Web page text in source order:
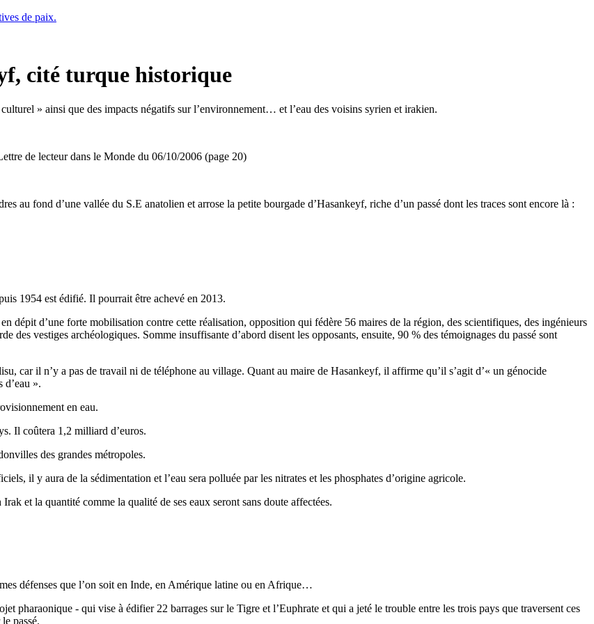
de paix.
cité turque historique
» ainsi que des impacts négatifs sur l’environnement… et l’eau des voisins syrien et irakien.
de lecteur dans le Monde du 06/10/2006 (page 20)
au fond d’une vallée du S.E anatolien et arrose la petite bourgade d’Hasankeyf, riche d’un passé dont les traces sont encore là :
1954 est édifié. Il pourrait être achevé en 2013.
dépit d’une forte mobilisation contre cette réalisation, opposition qui fédère 56 maires de la région, des scientifiques, des ingénieurs
des vestiges archéologiques. Somme insuffisante d’abord disent les opposants, ensuite, 90 % des témoignages du passé sont
car il n’y a pas de travail ni de téléphone au village. Quant au maire de Hasankeyf, il affirme qu’il s’agit d’« un génocide
d’eau ».
en eau.
Il coûtera 1,2 milliard d’euros.
des grandes métropoles.
il y aura de la sédimentation et l’eau sera polluée par les nitrates et les phosphates d’origine agricole.
et la quantité comme la qualité de ses eaux seront sans doute affectées.
défenses que l’on soit en Inde, en Amérique latine ou en Afrique…
pharaonique - qui vise à édifier 22 barrages sur le Tigre et l’Euphrate et qui a jeté le trouble entre les trois pays que traversent ces
passé.